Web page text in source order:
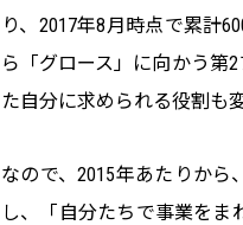
り、2017年8月時点で累計
ら「グロース」に向かう第
た自分に求められる役割も
なので、2015年あたりか
し、「自分たちで事業を